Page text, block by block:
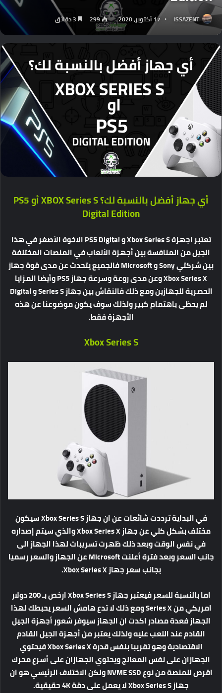
ISSAZENT 17 أكتوبر، 2020 299
أي جهاز أفضل بالنسبة لك؟XBOX Series SأوPS5
Digital Edition
تعتبر اجهزة Xbox Series S و PS5 Digital الاخوة الأصغر في هذا
الجيل من المنافسة بين أجهزة الألعاب في المنصات المختلفة
بين شركتي Sony و Microsoft فالجميع يتحدث عن مدى قوة جهاز
Xbox Series X وعن مدى روعة وسرعة جهاز PS5 وأيضا المزايا
الحصرية للجهازين ومع ذلك فالنقاش بين جهاز Series S و Digital
لم يحظى باهتمام كبير ولذلك سوف يكون موضوعنا عن هذه
الأجهزة فقط.
Xbox Series S
في البداية ترددت شائعات عن ان جهاز Xbox Series S سيكون
مختلف بشكل كلي عن جهاز Xbox Series X والذي سيتم إصداره
في نفس الوقت وبعد ذلك ظهرت تسريبات لهذا الجهاز الى
جانب السعر وبعد فترة أعلنت Microsoft عن الجهاز والسعر رسميا
بجانب سعر جهاز Xbox Series X.
اما بالنسبة للسعر فيعتبر جهاز Xbox Series S ارخص بـ 200 دولار
امريكي من Series X ومع ذلك لا تدع هامش السعر يحبطك لهذا
الجهاز فعدة مصادر اكدت ان الجهاز سيوفر شعور أجهزة الجيل
القادم عند اللعب عليه ولذلك يعتبر من أجهزة الجيل القادم
الاقتصادية وهو تقريبا بنفس قدرة Xbox Series X فيحتوي
الجهازان على نفس المعالج ويحتوي الجهازان على أسرع محرك
اقرص للمنصة من نوع NVME SSD ولكن الاختلاف الرئيسي هو ان
جهاز Xbox Series S لا يعمل على دقة 4K حقيقية.